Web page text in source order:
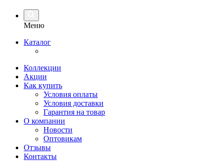
Меню
Каталог
Коллекции
Акции
Как купить
Условия оплаты
Условия доставки
Гарантия на товар
О компании
Новости
Оптовикам
Отзывы
Контакты